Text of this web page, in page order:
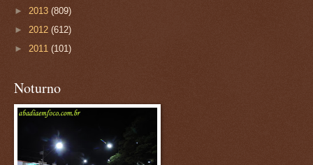
► 2013 (809)
► 2012 (612)
► 2011 (101)
Noturno